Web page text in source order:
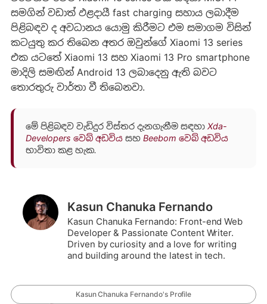
සමගින් වඩාත් ඵළදායී fast charging සහාය ලබාදීම
පිළිබඳව ද අවධානය යොමු කිරීමට එම සමාගම විසින්
කටයුතු කර තිබෙන අතර ඔවුන්ගේ Xiaomi 13 series
එක යටතේ Xiaomi 13 සහ Xiaomi 13 Pro smartphone
මාදිලි සමඟින් Android 13 ලබාදෙනු ඇති බවට
තොරතුරු වාර්තා වී තිබෙනවා.
මේ පිළිබඳව වැඩිදුර විස්තර දැනගැනීම සඳහා Xda-
Developers වෙබ් අඩවියසහ Beebom වෙබ් අඩවිය
භාවිතා කළ හැක.
Kasun Chanuka Fernando
Kasun Chanuka Fernando: Front-end Web
Developer & Passionate Content Writer.
Driven by curiosity and a love for writing
and building around the latest in tech.
Kasun Chanuka Fernando's Profile